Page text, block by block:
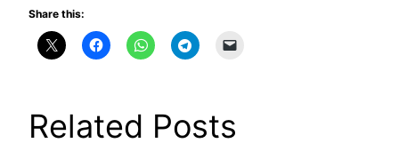
Share this:
Related Posts